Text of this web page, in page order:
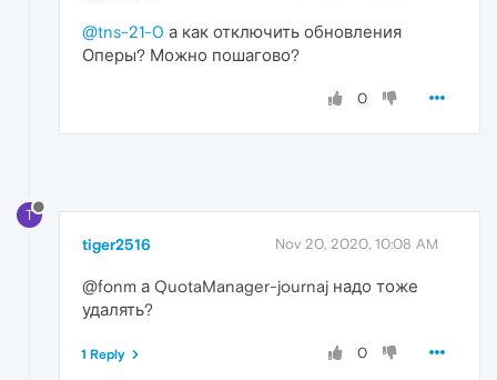
@tns-21-0 а как отключить обновления
Оперы? Можно пошагово?
0
T
tiger2516 Nov 20, 2020, 10:08 AM
@fonm а QuotaManager-journaj надо тоже
удалять?
0
1 Reply